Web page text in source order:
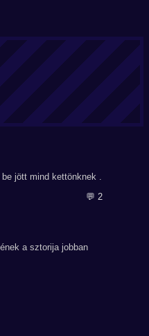
jött mind kettönknek .
💬 2
a sztorija jobban